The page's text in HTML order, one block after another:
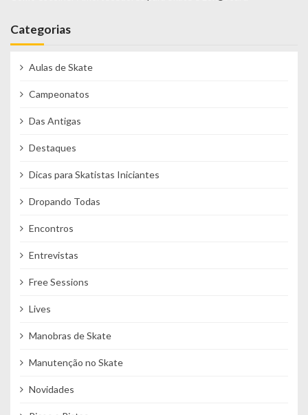
Categorias
Aulas de Skate
Campeonatos
Das Antigas
Destaques
Dicas para Skatistas Iniciantes
Dropando Todas
Encontros
Entrevistas
Free Sessions
Lives
Manobras de Skate
Manutenção no Skate
Novidades